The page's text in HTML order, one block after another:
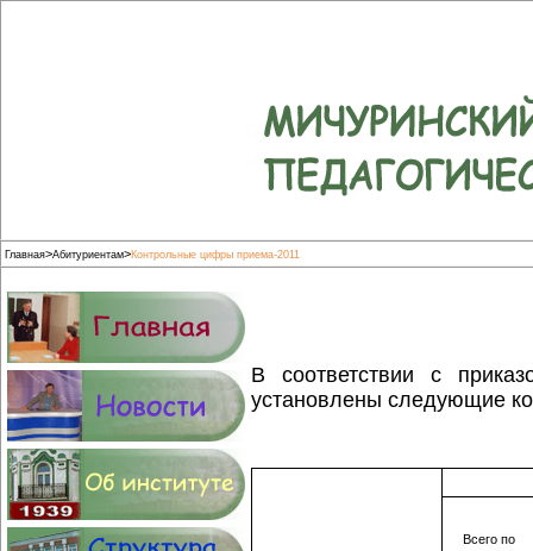
Главная>Абитуриентам>Контрольные цифры приема-2011
В соответствии с
установлены следующие
Всего по